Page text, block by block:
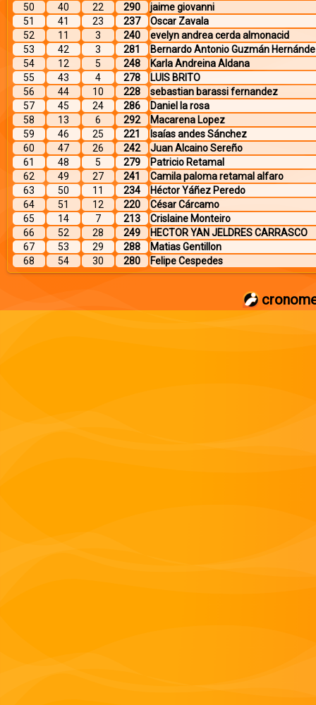
50
40 22 290
jaime giovanni
51
41 23 237
Oscar Zavala
52
11 3 240
evelyn andrea cerda almonacid
53
42 3 281
Bernardo Antonio Guzmán
54
12 5 248
Karla Andreina Aldana
55
43 4 278
LUIS BRITO
56
44 10 228
sebastian barassi fernandez
57
45 24 286
Daniel la rosa
58
13 6 292
Macarena Lopez
59
46 25 221
Isaías andes Sánchez
60
47 26 242
Juan Alcaino Sereño
61
48 5 279
Patricio Retamal
62
49 27 241
Camila paloma retamal alfaro
63
50 11 234
Héctor Yáñez Peredo
64
51 12 220
César Cárcamo
65
14 7 213
Crislaine Monteiro
66
52 28 249
HECTOR YAN JELDRES CARRASCO
67
53 29 288
Matias Gentillon
68
54 30 280 Felipe Cespedes